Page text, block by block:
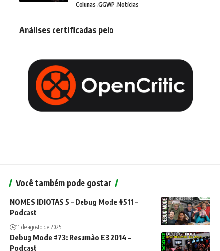
Colunas GGWP Notícias
Análises certificadas pelo
Você também pode gostar
NOMES IDIOTAS 5 – Debug Mode #511 –
Podcast
11 de agosto de 2025
Debug Mode #73: Resumão E3 2014 –
Podcast